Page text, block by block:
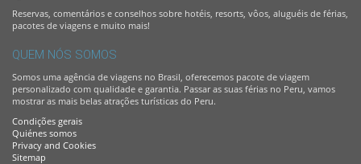
Reservas, comentários e conselhos sobre hotéis, resorts, vôos, aluguéis de férias,
pacotes de viagens e muito mais!
QUEM NÓS SOMOS
Somos uma agência de viagens no Brasil, oferecemos pacote de viagem
personalizado com qualidade e garantia. Passar as suas férias no Peru, vamos
mostrar as mais belas atrações turísticas do Peru.
Condições gerais
Quiénes somos
Privacy and Cookies
Sitemap